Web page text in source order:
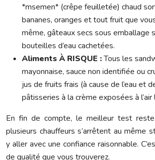
*msemen* (crêpe feuilletée) chaud
bananes, oranges et tout fruit que
même, gâteaux secs sous emballage
bouteilles d’eau cachetées.
Aliments À RISQUE :Tous les
mayonnaise, sauce non identifiée ou
jus de fruits frais (à cause de l’eau et
pâtisseries à la crème exposées à l’air
En fin de compte, le meilleur test reste
plusieurs chauffeurs s’arrêtent au même
y aller avec une confiance raisonnable.
de qualité que vous trouverez.